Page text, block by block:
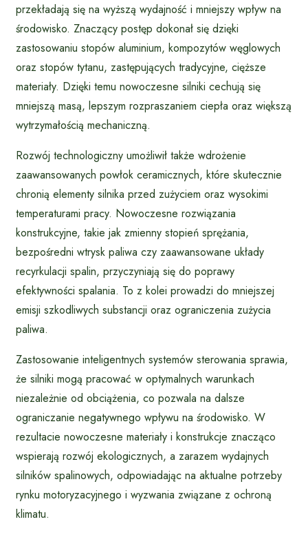
przekładają się na wyższą wydajność i mniejszy wpływ na
środowisko. Znaczący postęp dokonał się dzięki
zastosowaniu stopów aluminium, kompozytów węglowych
oraz stopów tytanu, zastępujących tradycyjne, cięższe
materiały. Dzięki temu nowoczesne silniki cechują się
mniejszą masą, lepszym rozpraszaniem ciepła oraz większą
wytrzymałością mechaniczną.
Rozwój technologiczny umożliwił także wdrożenie
zaawansowanych powłok ceramicznych, które skutecznie
chronią elementy silnika przed zużyciem oraz wysokimi
temperaturami pracy. Nowoczesne rozwiązania
konstrukcyjne, takie jak zmienny stopień sprężania,
bezpośredni wtrysk paliwa czy zaawansowane układy
recyrkulacji spalin, przyczyniają się do poprawy
efektywności spalania. To z kolei prowadzi do mniejszej
emisji szkodliwych substancji oraz ograniczenia zużycia
paliwa.
Zastosowanie inteligentnych systemów sterowania sprawia,
że silniki mogą pracować w optymalnych warunkach
niezależnie od obciążenia, co pozwala na dalsze
ograniczanie negatywnego wpływu na środowisko. W
rezultacie nowoczesne materiały i konstrukcje znacząco
wspierają rozwój ekologicznych, a zarazem wydajnych
silników spalinowych, odpowiadając na aktualne potrzeby
rynku motoryzacyjnego i wyzwania związane z ochroną
klimatu.